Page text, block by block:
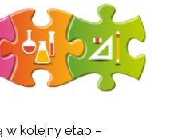
w kolejny etap –